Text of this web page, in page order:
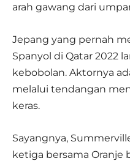
arah gawang dari
Jepang yang pernah
Spanyol di Qatar 2022
kebobolan. Aktornya
melalui tendangan
keras.
Sayangnya,
ketiga bersama Oranje